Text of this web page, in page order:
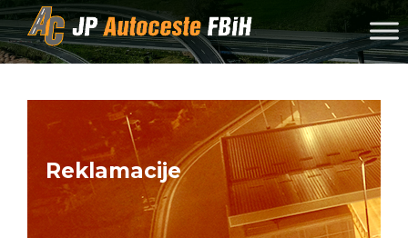
Skip to content
Reklamacije